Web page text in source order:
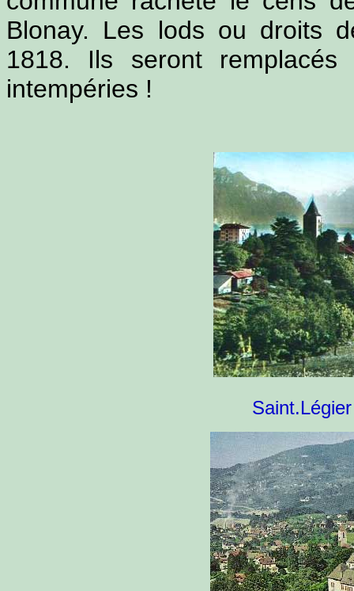
Blonay. Les lods ou droits
1818. Ils seront
intempéries !